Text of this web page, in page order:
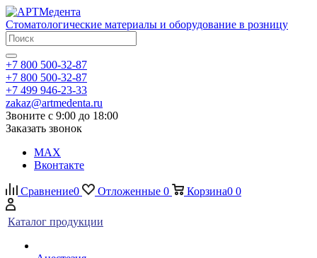
Стоматологические материалы и оборудование в розницу
+7 800 500-32-87
+7 800 500-32-87
+7 499 946-23-33
zakaz@artmedenta.ru
Звоните с 9:00 до 18:00
Заказать звонок
MAX
Вконтакте
Сравнение0 Отложенные 0 Корзина0 0
Каталог продукции